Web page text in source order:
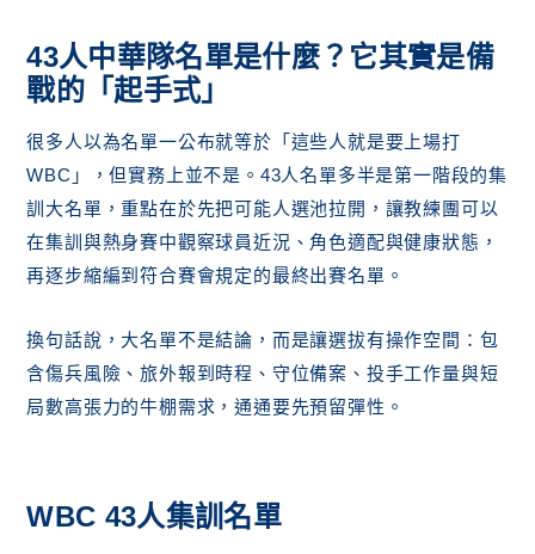
43人中華隊名單是什麼？它其實是備
戰的「起手式」
很多人以為名單一公布就等於「這些人就是要上場打
WBC」，但實務上並不是。43人名單多半是第一階段的集
訓大名單，重點在於先把可能人選池拉開，讓教練團可以
在集訓與熱身賽中觀察球員近況、角色適配與健康狀態，
再逐步縮編到符合賽會規定的最終出賽名單。
換句話說，大名單不是結論，而是讓選拔有操作空間：包
含傷兵風險、旅外報到時程、守位備案、投手工作量與短
局數高張力的牛棚需求，通通要先預留彈性。
WBC 43人集訓名單